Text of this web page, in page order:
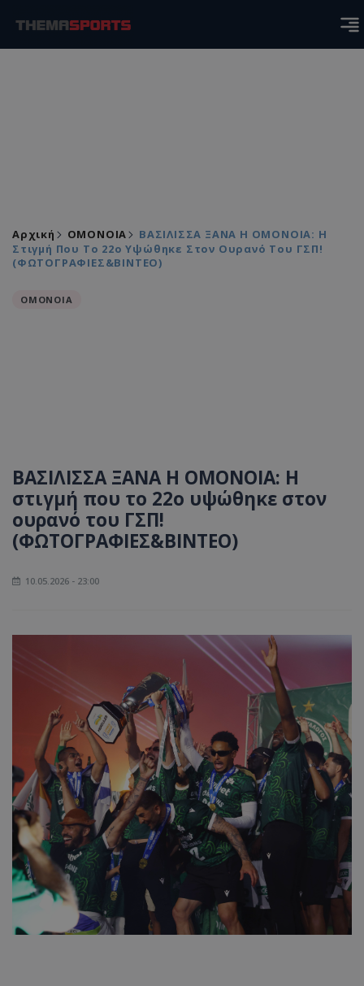
Αρχική ΟΜΟΝΟΙΑ
ΒΑΣΙΛΙΣΣΑ ΞΑΝΑ Η ΟΜΟΝΟΙΑ: Η
Στιγμή Που Το 22ο Υψώθηκε Στον Ουρανό Του ΓΣΠ!
(ΦΩΤΟΓΡΑΦΙΕΣ&ΒΙΝΤΕΟ)
ΟΜΟΝΟΙΑ
ΒΑΣΙΛΙΣΣΑ ΞΑΝΑ Η ΟΜΟΝΟΙΑ: Η
στιγμή που το 22ο υψώθηκε στον
ουρανό του ΓΣΠ!
(ΦΩΤΟΓΡΑΦΙΕΣ&ΒΙΝΤΕΟ)
10.05.2026 - 23:00